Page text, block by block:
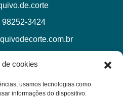
cookies
usamos tecnologias como
informações do dispositivo.
98252-3424